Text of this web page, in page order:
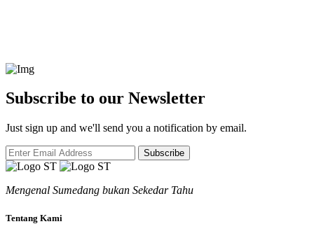
Subscribe to our Newsletter
Just sign up and we'll send you a notification by email.
Subscribe
Mengenal Sumedang bukan Sekedar Tahu
Tentang Kami